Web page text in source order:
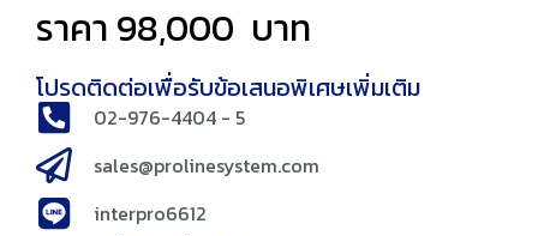
ราคา 98,000 บาท
โปรดติดต่อเพื่อรับข้อเสนอพิเศษเพิ่มเติม
02-976-4404 - 5
sales@prolinesystem.com
interpro6612